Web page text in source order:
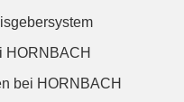
HORNBACH
bei HORNBACH